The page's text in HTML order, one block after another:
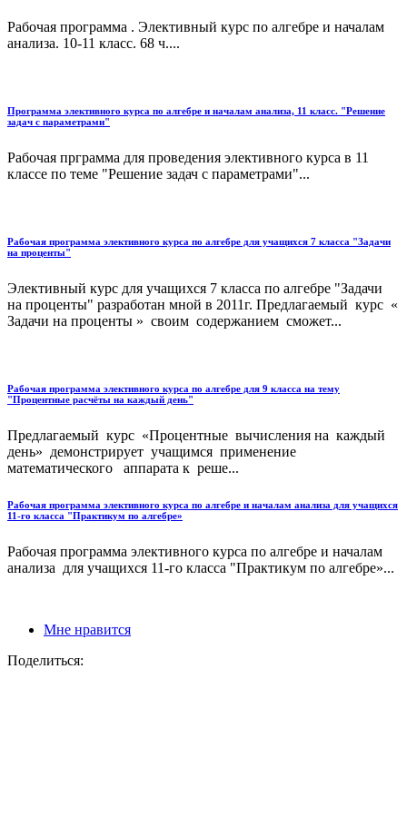
Рабочая программа . Элективный курс по алгебре и началам
анализа. 10-11 класс. 68 ч....
Программа элективного курса по алгебре и началам анализа, 11 класс. "Решение
задач с параметрами"
Рабочая прграмма для проведения элективного курса в 11
классе по теме "Решение задач с параметрами"...
Рабочая программа элективного курса по алгебре для учащихся 7 класса "Задачи
на проценты"
Элективный курс для учащихся 7 класса по алгебре "Задачи
на проценты" разработан мной в 2011г. Предлагаемый курс «
Задачи на проценты » своим содержанием сможет...
Рабочая программа элективного курса по алгебре для 9 класса на тему
"Процентные расчёты на каждый день"
Предлагаемый курс «Процентные вычисления на каждый
день» демонстрирует учащимся применение
математического аппарата к реше...
Рабочая программа элективного курса по алгебре и началам анализа для учащихся
11-го класса "Практикум по алгебре»
Рабочая программа элективного курса по алгебре и началам
анализа для учащихся 11-го класса "Практикум по алгебре»...
Мне нравится
Поделиться: